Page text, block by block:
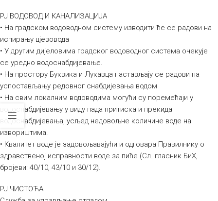
РЈ ВОДОВОД И КАНАЛИЗАЦИЈА
• На градском водоводном систему изводити ће се радови на
испирању цјевовода
• У другим дијеловима градског водоводног система очекује
се уредно водоснабдијевање.
• На простору Буквика и Лукавца настављају се радови на
успостављању редовног снабдијевања водом
• На свим локалним водоводима могући су поремећаји у
водоснабдијевању у виду пада притиска и прекида
водоснабдијевања, усљед недовољне количине воде на
извориштима.
• Квалитет воде је задовољавајући и одговара Правилнику о
здравственој исправности воде за пиће (Сл. гласник БиХ,
бројеви: 40/10, 43/10 и 30/12).
РЈ ЧИСТОЋА